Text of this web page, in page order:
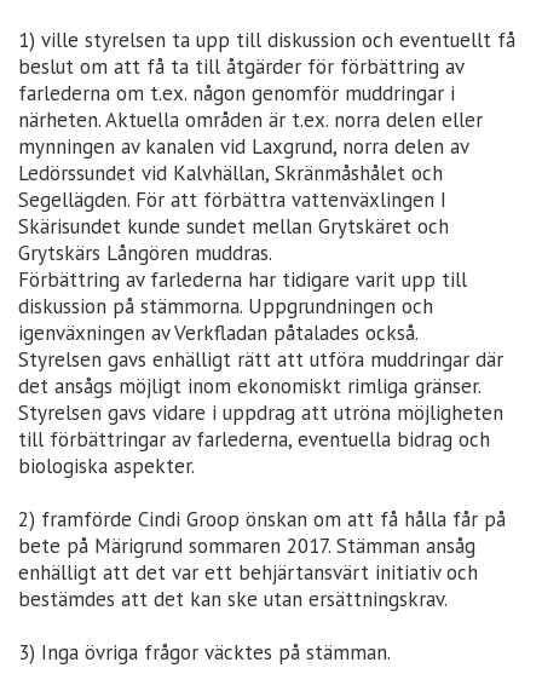
1) ville styrelsen ta upp till diskussion och eventuellt få
beslut om att få ta till åtgärder för förbättring av
farlederna om t.ex. någon genomför muddringar i
närheten. Aktuella områden är t.ex. norra delen eller
mynningen av kanalen vid Laxgrund, norra delen av
Ledörssundet vid Kalvhällan, Skränmåshålet och
Segellägden. För att förbättra vattenväxlingen I
Skärisundet kunde sundet mellan Grytskäret och
Grytskärs Långören muddras.
Förbättring av farlederna har tidigare varit upp till
diskussion på stämmorna. Uppgrundningen och
igenväxningen av Verkfladan påtalades också.
Styrelsen gavs enhälligt rätt att utföra muddringar där
det ansågs möjligt inom ekonomiskt rimliga gränser.
Styrelsen gavs vidare i uppdrag att utröna möjligheten
till förbättringar av farlederna, eventuella bidrag och
biologiska aspekter.
2) framförde Cindi Groop önskan om att få hålla får på
bete på Märigrund sommaren 2017. Stämman ansåg
enhälligt att det var ett behjärtansvärt initiativ och
bestämdes att det kan ske utan ersättningskrav.
3) Inga övriga frågor väcktes på stämman.